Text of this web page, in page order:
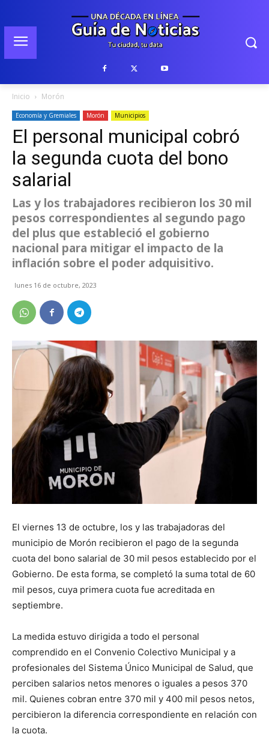
Inicio Morón
Economía y Gremiales Morón Municipios
El personal municipal cobró
la segunda cuota del bono
salarial
Las y los trabajadores recibieron los 30 mil
pesos correspondientes al segundo pago
del plus que estableció el gobierno
nacional para mitigar el impacto de la
inflación sobre el poder adquisitivo.
lunes 16 de octubre, 2023
El viernes 13 de octubre, los y las trabajadoras del
municipio de Morón recibieron el pago de la segunda
cuota del bono salarial de 30 mil pesos establecido por el
Gobierno. De esta forma, se completó la suma total de 60
mil pesos, cuya primera cuota fue acreditada en
septiembre.
La medida estuvo dirigida a todo el personal
comprendido en el Convenio Colectivo Municipal y a
profesionales del Sistema Único Municipal de Salud, que
perciben salarios netos menores o iguales a pesos 370
mil. Quienes cobran entre 370 mil y 400 mil pesos netos,
percibieron la diferencia correspondiente en relación con
la cuota.